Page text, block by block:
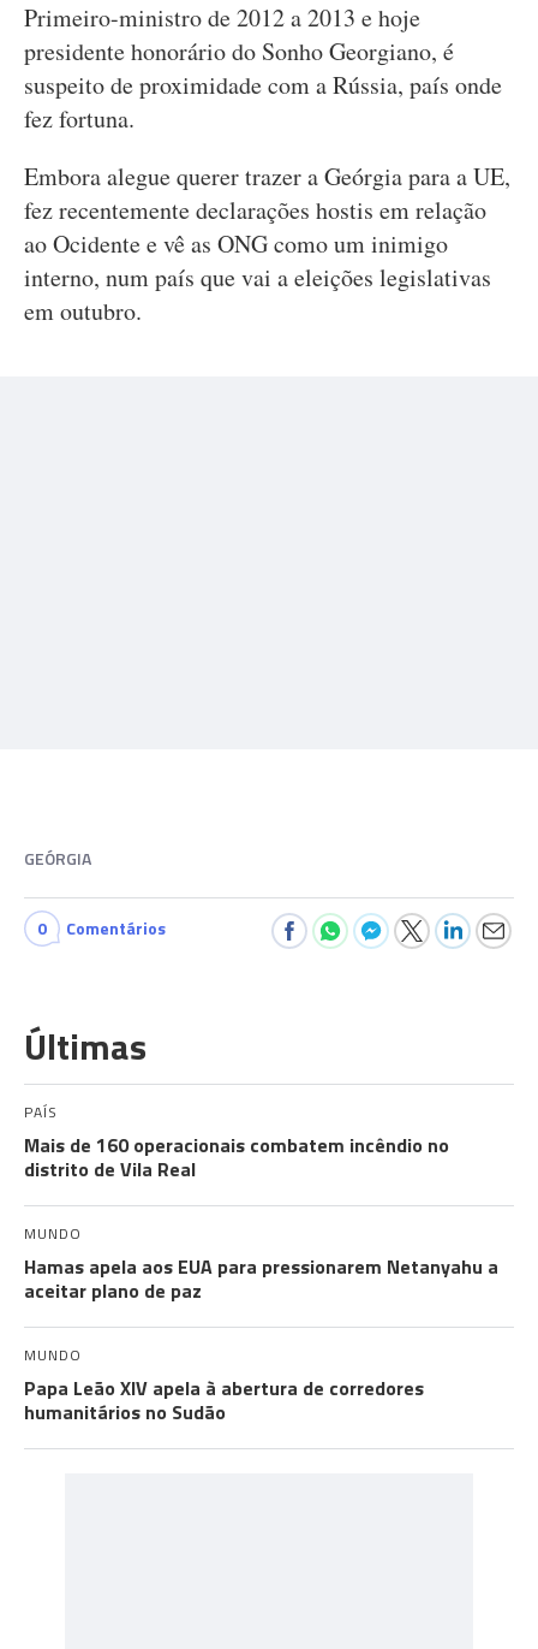
Primeiro-ministro de 2012 a 2013 e hoje
presidente honorário do Sonho Georgiano, é
suspeito de proximidade com a Rússia, país onde
fez fortuna.
Embora alegue querer trazer a Geórgia para a UE,
fez recentemente declarações hostis em relação
ao Ocidente e vê as ONG como um inimigo
interno, num país que vai a eleições legislativas
em outubro.
GEÓRGIA
0 Comentários
Últimas
PAÍS
Mais de 160 operacionais combatem incêndio no
distrito de Vila Real
MUNDO
Hamas apela aos EUA para pressionarem Netanyahu a
aceitar plano de paz
MUNDO
Papa Leão XIV apela à abertura de corredores
humanitários no Sudão